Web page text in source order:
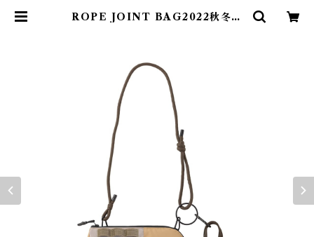
ROPE JOINT BAG2022秋冬新